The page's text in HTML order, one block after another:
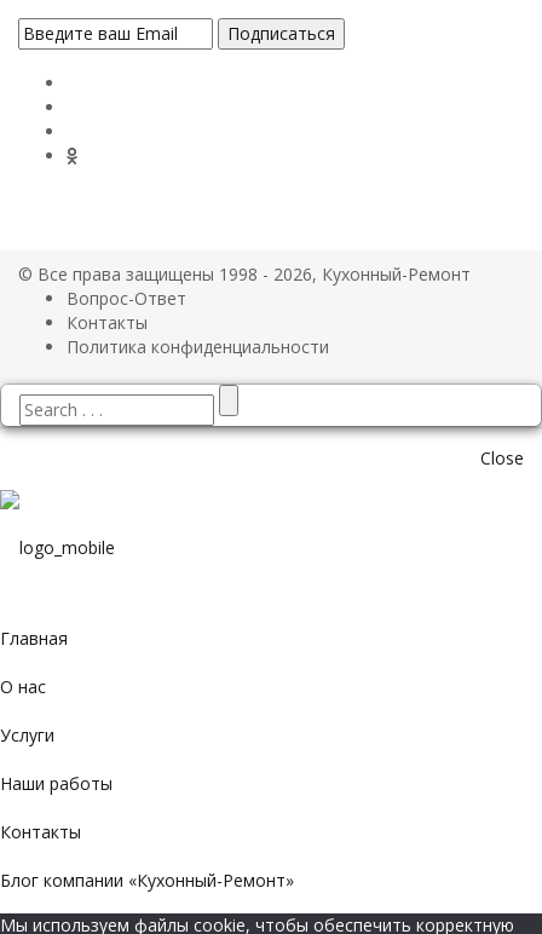
© Все права защищены 1998 - 2026, Кухонный-Ремонт
Вопрос-Ответ
Контакты
Политика конфиденциальности
Close
Главная
О нас
Услуги
Наши работы
Контакты
Блог компании «Кухонный-Ремонт»
Мы используем файлы cookie, чтобы обеспечить корректную